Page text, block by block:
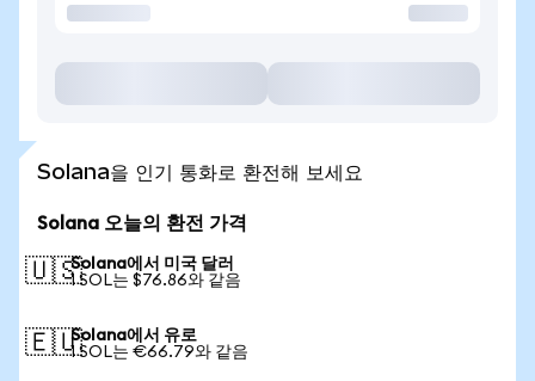
Solana을 인기 통화로 환전해 보세요
Solana 오늘의 환전 가격
🇺🇸Solana에서 미국 달러
1 SOL는 $76.86와 같음
🇪🇺Solana에서 유로
1 SOL는 €66.79와 같음